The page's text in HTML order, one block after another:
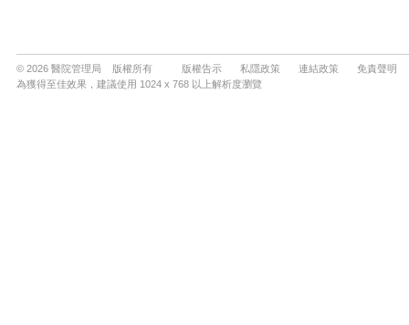
© 2026 醫院管理局 版權所有 版權告示 私隱政策 連結政策
免責聲明
為獲得至佳效果，建議使用 1024 x 768 以上解析度瀏覽